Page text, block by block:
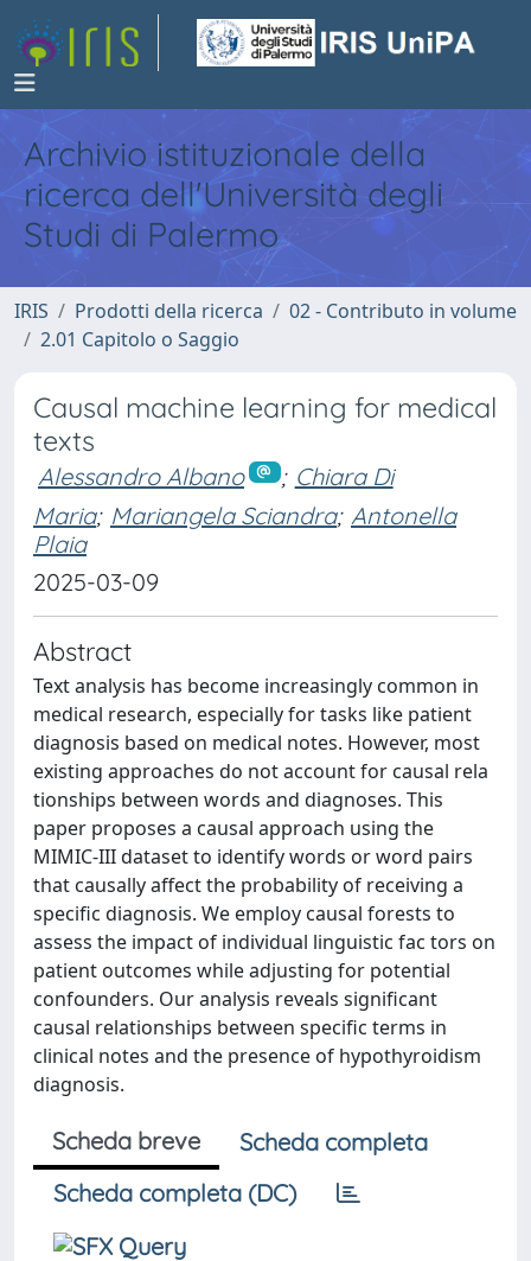
Archivio istituzionale della
ricerca dell'Università degli
Studi di Palermo
IRIS Prodotti della ricerca
02 - Contributo in volume
2.01 Capitolo o Saggio
Causal machine learning for medical
texts
Alessandro Albano ; Chiara Di
Maria; Mariangela Sciandra; Antonella
Plaia
2025-03-09
Abstract
Text analysis has become increasingly common in
medical research, especially for tasks like patient
diagnosis based on medical notes. However, most
existing approaches do not account for causal rela
tionships between words and diagnoses. This
paper proposes a causal approach using the
MIMIC-III dataset to identify words or word pairs
that causally affect the probability of receiving a
specific diagnosis. We employ causal forests to
assess the impact of individual linguistic fac tors on
patient outcomes while adjusting for potential
confounders. Our analysis reveals significant
causal relationships between specific terms in
clinical notes and the presence of hypothyroidism
diagnosis.
Scheda breve
Scheda completa
Scheda completa (DC)